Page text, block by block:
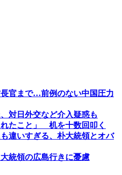
官まで…前例のない中国圧力
対日外交など介入疑惑も
たこと」 机を十数回叩く
違いすぎる、朴大統領とオバ
統領の広島行きに憂慮